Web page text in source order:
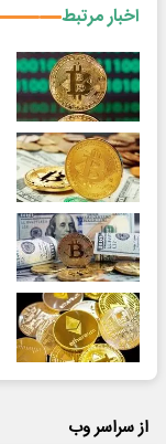
اخبار مرتبط
از سراسر وب